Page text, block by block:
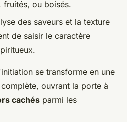
ou boisés.
des saveurs et la texture
de saisir le caractère
se transforme en une
ouvrant la porte à
cachés parmi les